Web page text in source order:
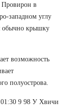
Провирон в
западном углу
обычно крышку
возможность
полуострова.
01:30 9 98 У Хвичи